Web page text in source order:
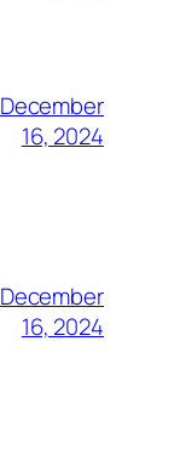
December
16, 2024
December
16, 2024